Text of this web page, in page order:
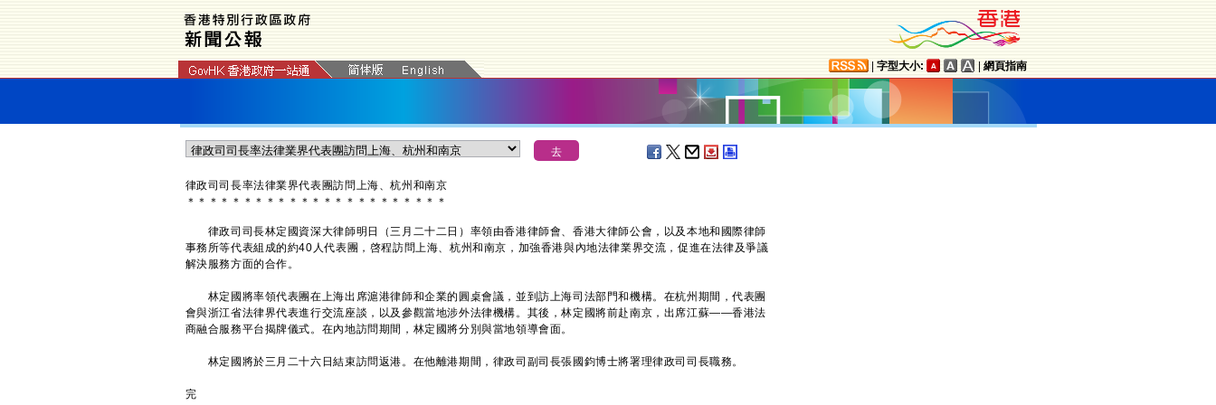
字型大小: 網頁指南
律政司司長率法律業界代表團訪問上海、杭州和南京
＊ ＊ ＊ ＊ ＊ ＊ ＊ ＊ ＊ ＊ ＊ ＊ ＊ ＊ ＊ ＊ ＊ ＊ ＊ ＊ ＊ ＊ ＊
律政司司長林定國資深大律師明日（三月二十二日）率領由香港律師會、香港大律師公會，以及本地和國際律師
事務所等代表組成的約40人代表團，啓程訪問上海、杭州和南京，加強香港與內地法律業界交流，促進在法律及爭議
解決服務方面的合作。
林定國將率領代表團在上海出席滬港律師和企業的圓桌會議，並到訪上海司法部門和機構。在杭州期間，代表團
會與浙江省法律界代表進行交流座談，以及參觀當地涉外法律機構。其後，林定國將前赴南京，出席江蘇——香港法
商融合服務平台揭牌儀式。在內地訪問期間，林定國將分別與當地領導會面。
林定國將於三月二十六日結束訪問返港。在他離港期間，律政司副司長張國鈞博士將署理律政司司長職務。
完